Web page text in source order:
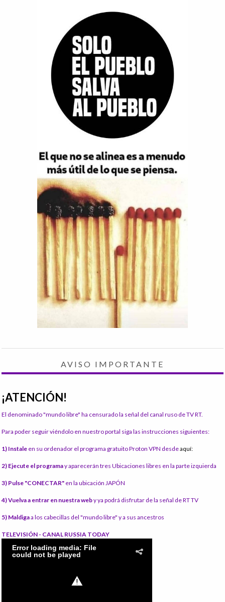
AVISO IMPORTANTE
¡ATENCIÓN!
El denominado "mundo libre" ha censurado la señal del canal ruso de TV RT.
Para poder seguir viéndolo en nuestro portal siga las instrucciones siguientes:
1) Instale en su ordenador el programa gratuito Proton VPN desdeaquí:
2) Ejecute el programay aparecerán tres Ubicaciones libres en la parte izquierda
3) Pulse "CONECTAR" en la ubicación JAPÓN
4) Vuelva a entrar en nuestra weby ya podrá disfrutar de la señal de RT TV
5) Maldigaa los cabecillas del "mundo libre" y a sus ancestros
TELEVISIÓN - CANAL RUSSIA TODAY